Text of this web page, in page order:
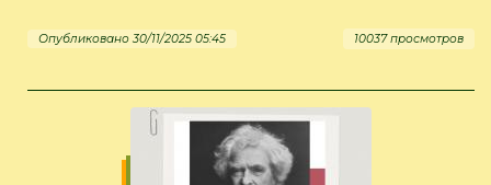
Опубликовано 30/11/2025 05:45 10037 просмотров